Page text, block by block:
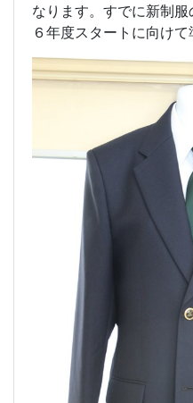
なります。すでに新制
６年度スタートに向けて